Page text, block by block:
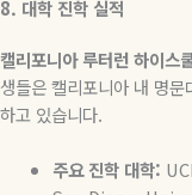
8. 대학 진학 실적
캘리포니아 루터런 하이스
생들은 캘리포니아 내 명
하고 있습니다.
주요 진학 대학: